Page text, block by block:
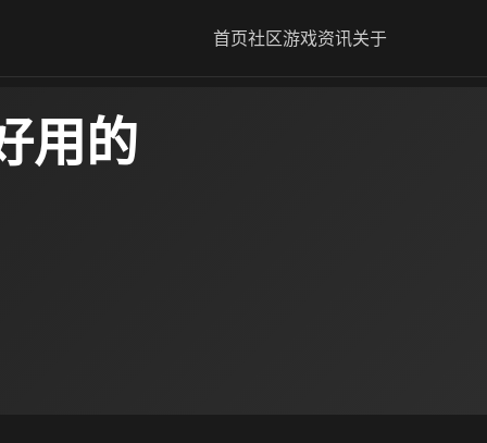
首页社区游戏资讯关于
用的